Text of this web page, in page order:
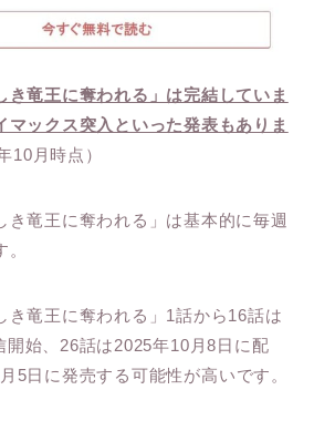
き竜王に奪われる」は完結していま
マックス突入といった発表もありま
10月時点）
き竜王に奪われる」は基本的に毎週
き竜王に奪われる」1話から16話は
開始、26話は2025年10月8日に配
5日に発売する可能性が高いです。